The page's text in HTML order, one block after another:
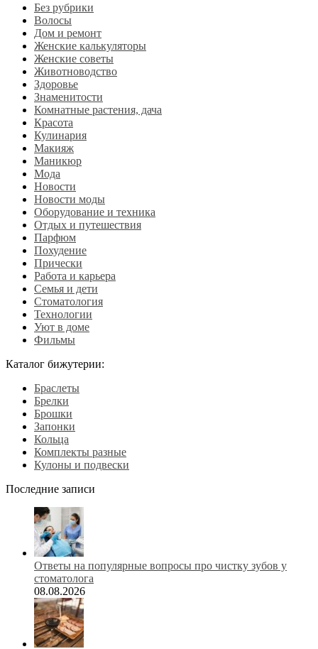
Без рубрики
Волосы
Дом и ремонт
Женские калькуляторы
Женские советы
Животноводство
Здоровье
Знаменитости
Комнатные растения, дача
Красота
Кулинария
Макияж
Маникюр
Мода
Новости
Новости моды
Оборудование и техника
Отдых и путешествия
Парфюм
Похудение
Прически
Работа и карьера
Семья и дети
Стоматология
Технологии
Уют в доме
Фильмы
Каталог бижутерии:
Браслеты
Брелки
Брошки
Запонки
Кольца
Комплекты разные
Кулоны и подвески
Последние записи
Ответы на популярные вопросы про чистку зубов у
стоматолога
08.08.2026